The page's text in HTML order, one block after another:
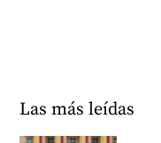
Las más leídas